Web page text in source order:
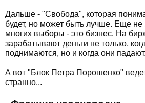
Дальше - "Свобода", которая
будет, но может быть лучше. Еще не
многих выборы - это бизнес. На
зарабатывают деньги не только,
поднимаются, но и когда они падают.
А вот "Блок Петра Порошенко"
странно...